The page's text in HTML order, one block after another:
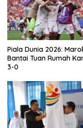
Piala Dunia 2026:
Bantai Tuan Rumah
3-0